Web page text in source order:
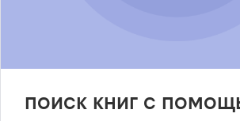
поиск книг с